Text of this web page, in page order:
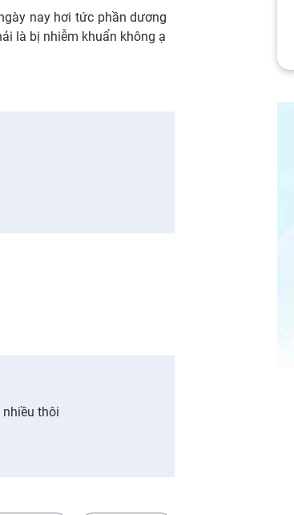
nay hơi tức phần dương
là bị nhiễm khuẩn không ạ
thôi